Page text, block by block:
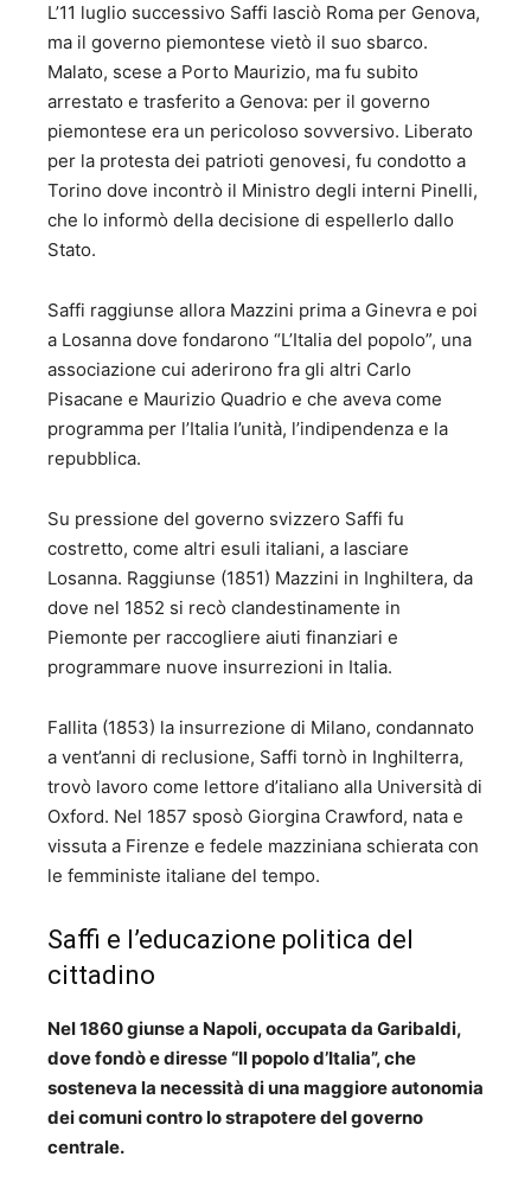
L’11 luglio successivo Saffi lasciò Roma per Genova,
ma il governo piemontese vietò il suo sbarco.
Malato, scese a Porto Maurizio, ma fu subito
arrestato e trasferito a Genova: per il governo
piemontese era un pericoloso sovversivo. Liberato
per la protesta dei patrioti genovesi, fu condotto a
Torino dove incontrò il Ministro degli interni Pinelli,
che lo informò della decisione di espellerlo dallo
Stato.
Saffi raggiunse allora Mazzini prima a Ginevra e poi
a Losanna dove fondarono “L’Italia del popolo”, una
associazione cui aderirono fra gli altri Carlo
Pisacane e Maurizio Quadrio e che aveva come
programma per l’Italia l’unità, l’indipendenza e la
repubblica.
Su pressione del governo svizzero Saffi fu
costretto, come altri esuli italiani, a lasciare
Losanna. Raggiunse (1851) Mazzini in Inghiltera, da
dove nel 1852 si recò clandestinamente in
Piemonte per raccogliere aiuti finanziari e
programmare nuove insurrezioni in Italia.
Fallita (1853) la insurrezione di Milano, condannato
a vent’anni di reclusione, Saffi tornò in Inghilterra,
trovò lavoro come lettore d’italiano alla Università di
Oxford. Nel 1857 sposò Giorgina Crawford, nata e
vissuta a Firenze e fedele mazziniana schierata con
le femministe italiane del tempo.
Saffi e l’educazione politica del
cittadino
Nel 1860 giunse a Napoli, occupata da Garibaldi,
dove fondò e diresse “Il popolo d’Italia”, che
sosteneva la necessità di una maggiore autonomia
dei comuni contro lo strapotere del governo
centrale.